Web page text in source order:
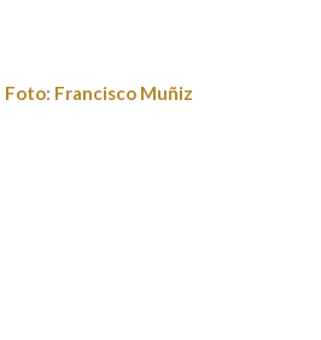
Foto: Francisco Muñiz